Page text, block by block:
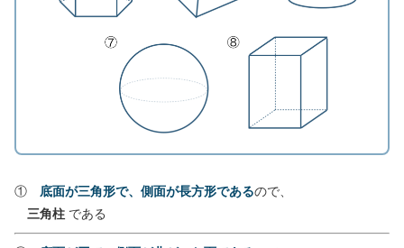
① 底面が三角形で、側面が長方形であるので、
三角柱 である